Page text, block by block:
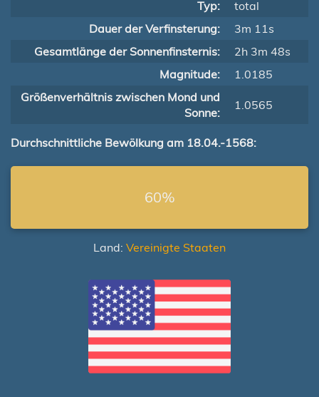
Typ:
total
Dauer der Verfinsterung:
3m 11s
Gesamtlänge der Sonnenfinsternis:
2h 3m 48s
Magnitude:
1.0185
Größenverhältnis zwischen Mond und
Sonne:
1.0565
Durchschnittliche Bewölkung am 18.04.-1568:
60%
Land: Vereinigte Staaten